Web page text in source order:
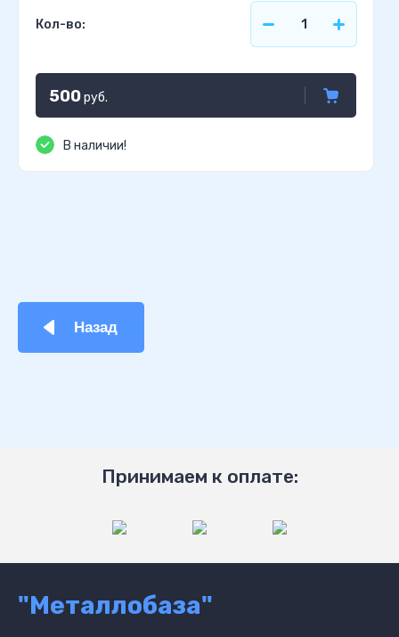
Кол-во:
500руб.
В наличии!
Назад
Принимаем к оплате:
"Металлобаза"